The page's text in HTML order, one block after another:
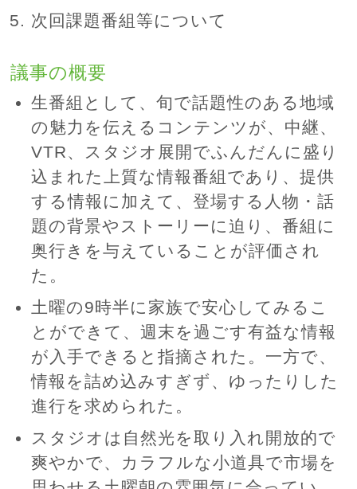
次回課題番組等について
議事の概要
生番組として、旬で話題性のある地域
の魅力を伝えるコンテンツが、中継、
VTR、スタジオ展開でふんだんに盛り
込まれた上質な情報番組であり、提供
する情報に加えて、登場する人物・話
題の背景やストーリーに迫り、番組に
奥行きを与えていることが評価され
た。
土曜の9時半に家族で安心してみるこ
とができて、週末を過ごす有益な情報
が入手できると指摘された。一方で、
情報を詰め込みすぎず、ゆったりした
進行を求められた。
スタジオは自然光を取り入れ開放的で
爽やかで、カラフルな小道具で市場を